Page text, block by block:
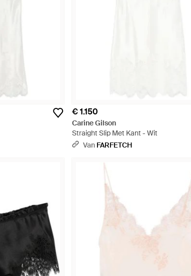
€ 1.150
Carine Gilson
Straight Slip Met Kant - Wit
Van FARFETCH